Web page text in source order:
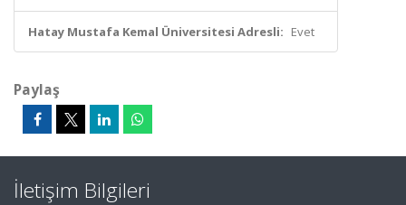
Hatay Mustafa Kemal Üniversitesi Adresli: Evet
Paylaş
İletişim Bilgileri